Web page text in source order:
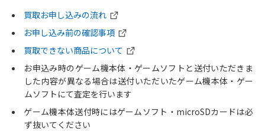
買取お申し込みの流れ
お申し込み前の確認事項
買取できない商品について
お申込み時のゲーム機本体・ゲームソフトと送付いただきま
した内容が異なる場合は送付いただいたゲーム機本体・ゲー
ムソフトにて査定を行います
ゲーム機本体送付時にはゲームソフト・microSDカードは必
ず抜いてください